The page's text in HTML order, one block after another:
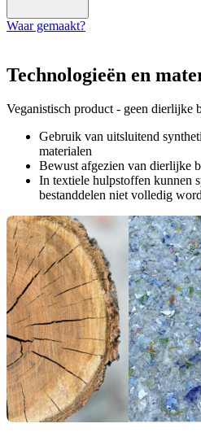
Waar gemaakt?
Technologieën en
Veganistisch product - geen dierlijke
Gebruik van uitsluitend
materialen
Bewust afgezien van dierlijke
In textiele hulpstoffen kunnen
bestanddelen niet volledig